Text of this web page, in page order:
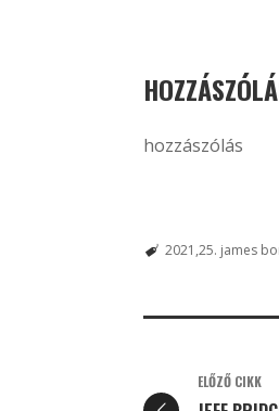
hozzászólás
2021 25. james
ELŐZŐ CIKK